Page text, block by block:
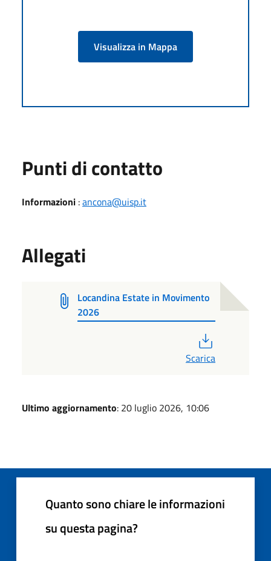
Visualizza in Mappa
Punti di contatto
Informazioni :ancona@uisp.it
Allegati
Locandina Estate in Movimento
2026
Scarica
Ultimo aggiornamento: 20 luglio 2026, 10:06
Quanto sono chiare le informazioni
su questa pagina?